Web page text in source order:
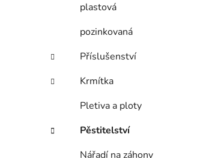
plastová
pozinkovaná
Příslušenství
Krmítka
Pletiva a ploty
Pěstitelství
Nářadí na záhony